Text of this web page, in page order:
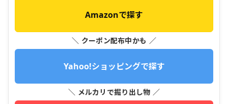
Amazonで探す
＼ クーポン配布中かも ／
Yahoo!ショッピングで探す
＼ メルカリで掘り出し物 ／